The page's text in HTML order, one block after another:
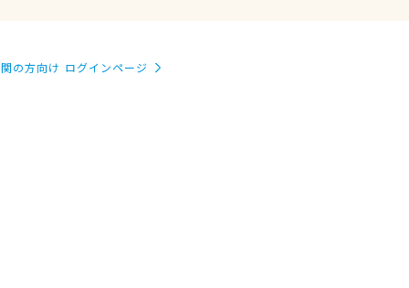
の方向け ログインページ